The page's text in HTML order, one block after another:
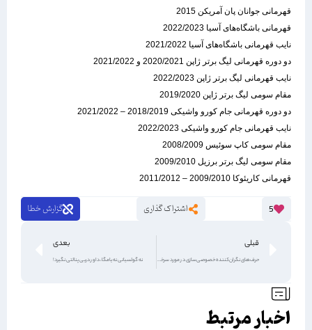
قهرمانی جوانان پان آمریکن 2015
قهرمانی باشگاه‌های آسیا 2022/2023
نایب قهرمانی باشگاه‌های آسیا 2021/2022
دو دوره قهرمانی لیگ برتر ژاپن 2020/2021 و 2021/2022
نایب قهرمانی لیگ برتر ژاپن 2022/2023
مقام سومی لیگ برتر ژاپن 2019/2020
دو دوره قهرمانی جام کورو واشیکی 2018/2019 – 2021/2022
نایب قهرمانی جام کورو واشیکی 2022/2023
مقام سومی کاپ سوئیس 2008/2009
مقام سومی لیگ برتر برزیل 2009/2010
قهرمانی کاریئوکا 2009/2010 – 2011/2012
5 اشتراک گذاری گزارش خطا
قبلی
حرف‌های نگران‌کننده خصوصی‌سازی در مورد سرخابی‌ها
بعدی
نه گولسیانی نه یامگا، داور دربی پنالتی نگیرد!
اخبار مرتبط